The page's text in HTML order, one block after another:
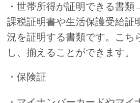
・世帯所得が証明できる書
課税証明書や生活保護受給証
況を証明する書類です。こち
し、揃えることができます。
・保険証